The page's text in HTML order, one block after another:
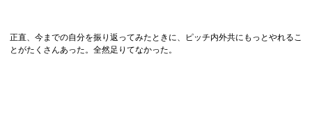
正直、今までの自分を振り返ってみたときに、ピッチ内外共にもっとやれるこ
とがたくさんあった。全然足りてなかった。